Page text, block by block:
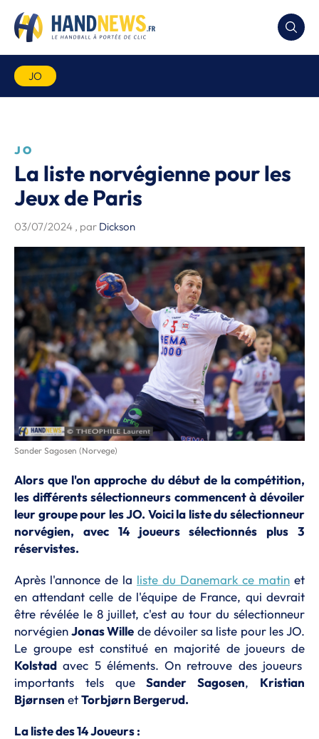
JO
JO
La liste norvégienne pour les
Jeux de Paris
03/07/2024 , par Dickson
Sander Sagosen (Norvege)
Alors que l'on approche du début de la compétition,
les différents sélectionneurs commencent à dévoiler
leur groupe pour les JO. Voici la liste du sélectionneur
norvégien, avec 14 joueurs sélectionnés plus 3
réservistes.
Après l'annonce de la liste du Danemark ce matin et
en attendant celle de l'équipe de France, qui devrait
être révélée le 8 juillet, c'est au tour du sélectionneur
norvégienJonas Wille de dévoiler sa liste pour les JO.
Le groupe est constitué en majorité de joueurs de
Kolstad avec 5 éléments. On retrouve des joueurs
importants tels queSander Sagosen, Kristian
Bjørnsen etTorbjørn Bergerud.
La liste des 14 Joueurs :